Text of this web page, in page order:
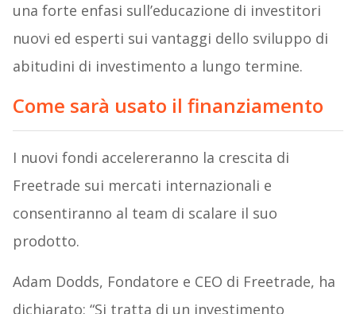
una forte enfasi sull’educazione di investitori
nuovi ed esperti sui vantaggi dello sviluppo di
abitudini di investimento a lungo termine.
Come sarà usato il finanziamento
I nuovi fondi accelereranno la crescita di
Freetrade sui mercati internazionali e
consentiranno al team di scalare il suo
prodotto.
Adam Dodds, Fondatore e CEO di Freetrade, ha
dichiarato: “Si tratta di un investimento